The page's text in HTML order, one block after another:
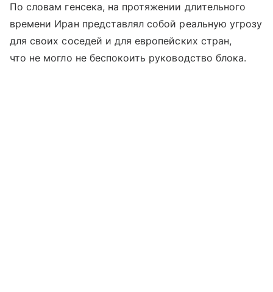
По словам генсека, на протяжении длительного
времени Иран представлял собой реальную угрозу
для своих соседей и для европейских стран,
что не могло не беспокоить руководство блока.